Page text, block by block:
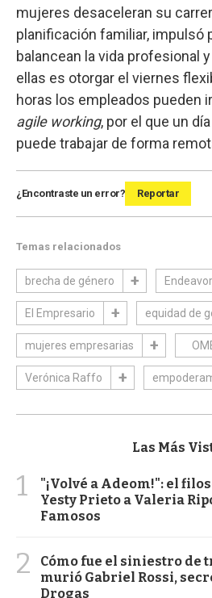
mujeres desaceleran su
planificación familiar, impulsó
balancean la vida profesional
ellas es otorgar el viernes
horas los empleados pueden
agile working, por el que un
puede trabajar de forma
¿Encontraste un error? Reportar
Temas relacionados
brecha de género Endeavor
El Empresario equidad de
mujeres empresarias
Verónica Raffo
Las Más
1
"¡Volvé a Adeom!": el
Yesty Prieto a Valeria
Famosos
2
Cómo fue el siniestro de
murió Gabriel Rossi,
Drogas